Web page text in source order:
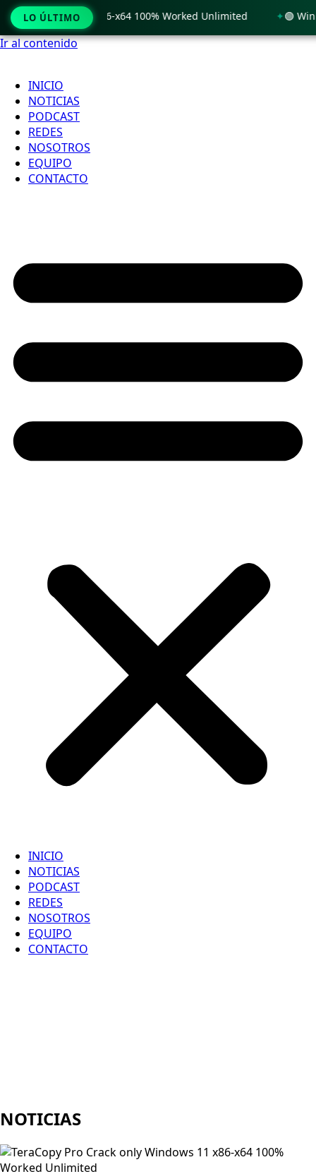
Ir al contenido
INICIO
NOTICIAS
PODCAST
REDES
NOSOTROS
EQUIPO
CONTACTO
INICIO
NOTICIAS
PODCAST
REDES
NOSOTROS
EQUIPO
CONTACTO
NOTICIAS
LO ÚLTIMO
11 x86-x64 100% Worked Unlimited 🟢 WinRAR